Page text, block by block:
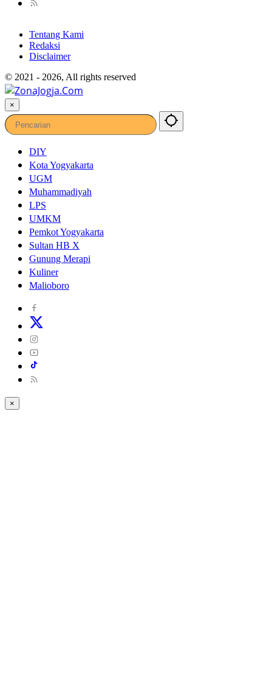
Tentang Kami
Redaksi
Disclaimer
© 2021 - 2026, All rights reserved
×
DIY
Kota Yogyakarta
UGM
Muhammadiyah
LPS
UMKM
Pemkot Yogyakarta
Sultan HB X
Gunung Merapi
Kuliner
Malioboro
×